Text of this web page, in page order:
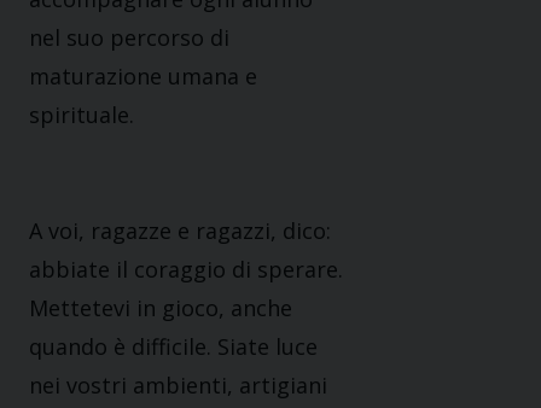
nel suo percorso di
maturazione umana e
spirituale.
A voi, ragazze e ragazzi, dico:
abbiate il coraggio di sperare.
Mettetevi in gioco, anche
quando è difficile. Siate luce
nei vostri ambienti, artigiani